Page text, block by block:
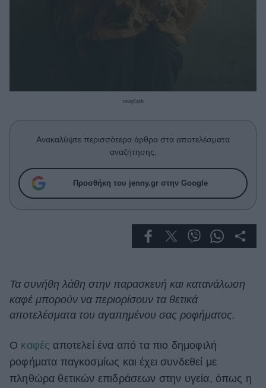
Πρόσωπα
Celebrities
Who
True Stories
Ask the Guru
Living
Deco
Green
Αφιερώματα
unsplash
Ανακαλύψτε περισσότερα άρθρα στα αποτελέσματα
αναζήτησης.
Προσθήκη του jenny.gr στην Google
Τα συνήθη λάθη στην παρασκευή και κατανάλωση
καφέ μπορούν να περιορίσουν τα θετικά
αποτελέσματα του αγαπημένου σας ροφήματος.
Ο καφές αποτελεί ένα από τα πιο δημοφιλή
ροφήματα παγκοσμίως και έχει συνδεθεί με
πληθώρα θετικών επιδράσεων στην υγεία, όπως η